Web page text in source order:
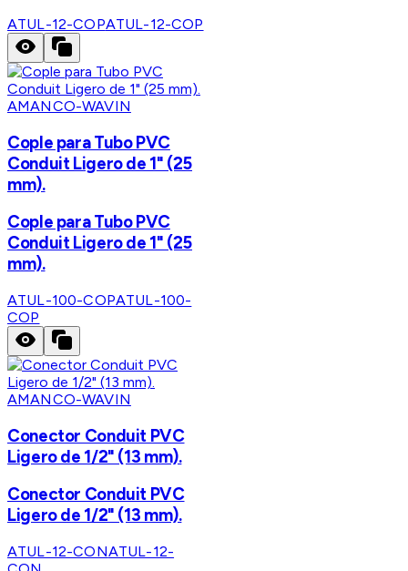
ATUL-12-COPATUL-12-COP
AMANCO-WAVIN
Cople para Tubo PVC
Conduit Ligero de 1" (25
mm).
Cople para Tubo PVC
Conduit Ligero de 1" (25
mm).
ATUL-100-COPATUL-100-
COP
AMANCO-WAVIN
Conector Conduit PVC
Ligero de 1/2" (13 mm).
Conector Conduit PVC
Ligero de 1/2" (13 mm).
ATUL-12-CONATUL-12-